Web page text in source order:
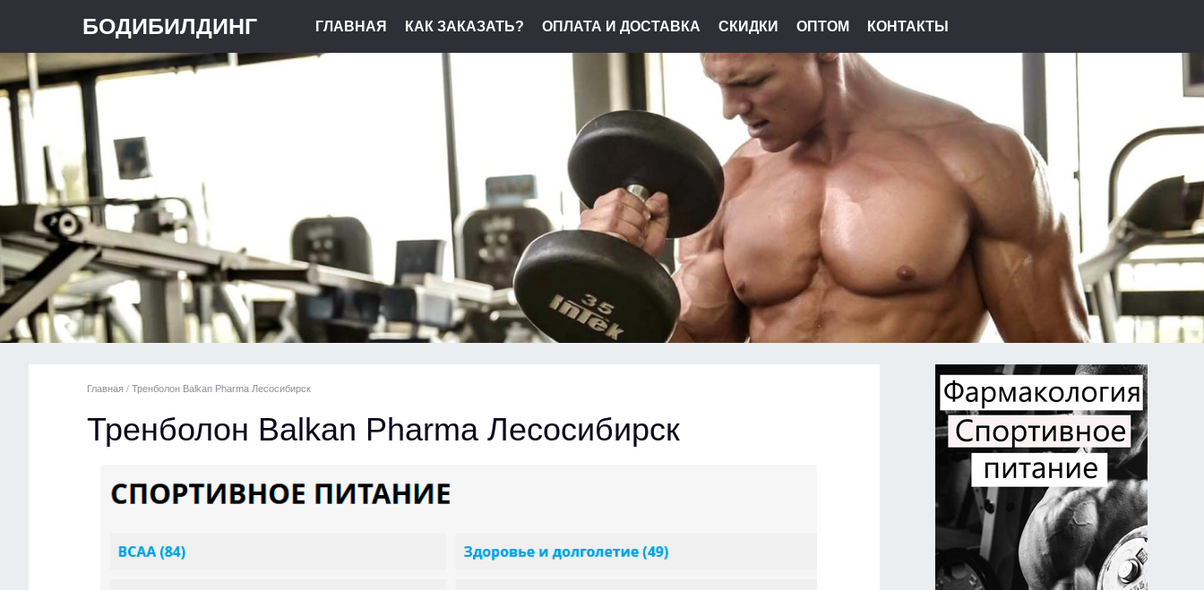
БОДИБИЛДИНГ ГЛАВНАЯ КАК ЗАКАЗАТЬ? ОПЛАТА И ДОСТАВКА СКИДКИ ОПТОМ КОНТАКТЫ
Главная / Тренболон Balkan Pharma Лесосибирск
Тренболон Balkan Pharma Лесосибирск